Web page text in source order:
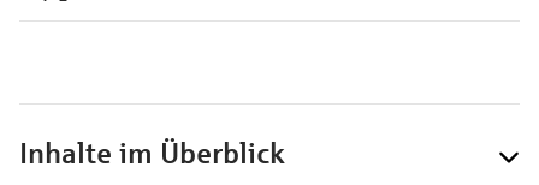
Inhalte im Überblick